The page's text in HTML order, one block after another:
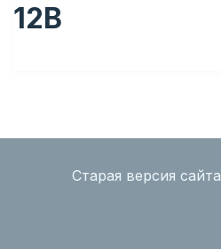
12В
Старая версия сайта